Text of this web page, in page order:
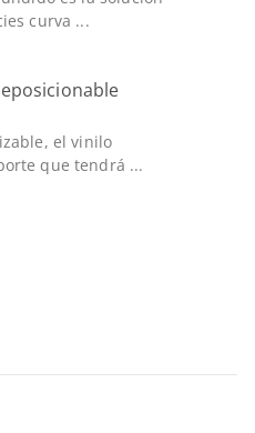
curva ...
el vinilo
que tendrá ...